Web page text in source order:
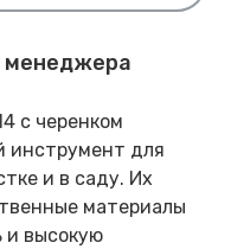
менеджера
с черенком
инструмент для
и в саду. Их
материалы
и высокую